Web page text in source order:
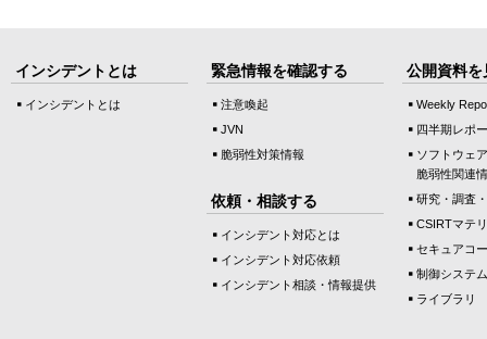
インシデントとは
インシデントとは
緊急情報を確認する
注意喚起
JVN
脆弱性対策情報
依頼・相談する
インシデント対応とは
インシデント対応依頼
インシデント相談・情報提供
公開資料を
Weekly
四半期レポ
ソフトウェ
脆弱性関連
研究・調査
CSIRTマテ
セキュアコ
制御システ
ライブラリ